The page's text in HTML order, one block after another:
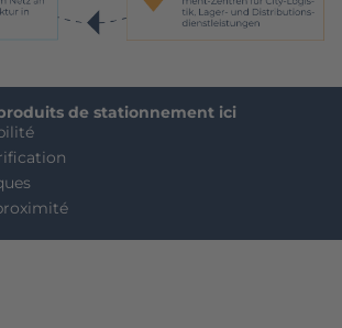
de stationnement ici